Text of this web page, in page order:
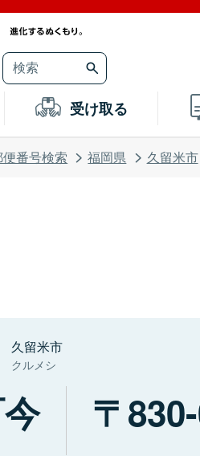
受け取る
番号検索 福岡県 久留米市
久留米市
クルメシ